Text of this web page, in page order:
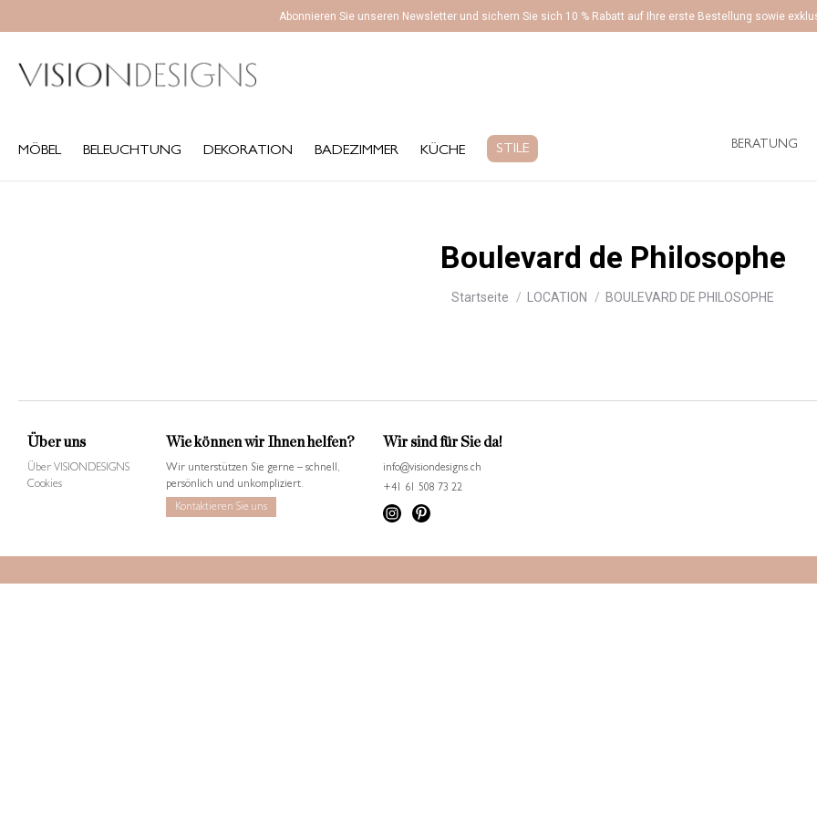
Abonnieren Sie unseren Newsletter und sichern Sie sich 10 % Rabatt auf Ihre erste Bestellung sowie
MÖBEL BELEUCHTUNG DEKORATION BADEZIMMER KÜCHE STILE BERATUNG
Boulevard de Philosophe
Startseite LOCATION BOULEVARD DE PHILOSOPHE
Über uns
Über VISIONDESIGNS
Cookies
Wie können wir Ihnen helfen?
Wir unterstützen Sie gerne – schnell,
persönlich und unkompliziert.
Kontaktieren Sie uns
Wir sind für Sie da!
info@visiondesigns.ch
+41 61 508 73 22